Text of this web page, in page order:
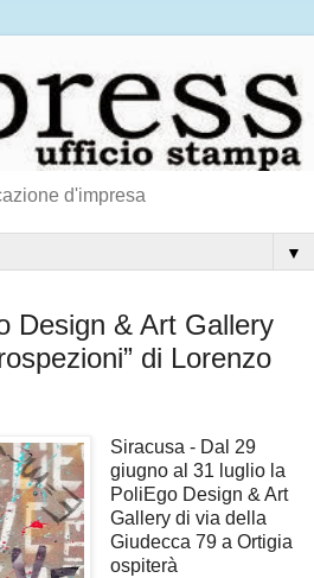
d'impresa
▼
Design & Art Gallery
di Lorenzo
Siracusa - Dal 29
giugno al 31 luglio la
PoliEgo Design & Art
Gallery di via della
Giudecca 79 a Ortigia
ospiterà